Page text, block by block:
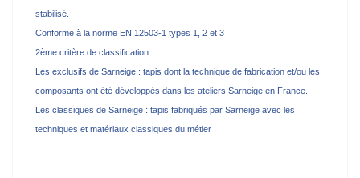
stabilisé.
Conforme à la norme EN 12503-1 types 1, 2 et 3
2ème critère de classification :
Les exclusifs de Sarneige : tapis dont la technique de fabrication et/ou les
composants ont été développés dans les ateliers Sarneige en France.
Les classiques de Sarneige : tapis fabriqués par Sarneige avec les
techniques et matériaux classiques du métier